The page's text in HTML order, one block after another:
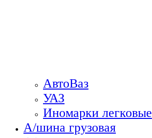
АвтоВаз
УАЗ
Иномарки легковые
А/шина грузовая